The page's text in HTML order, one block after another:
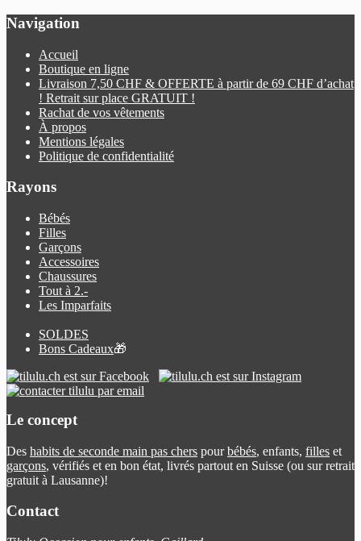
Navigation
Accueil
Boutique en ligne
Livraison 7,50 CHF & OFFERTE à partir de 69 CHF d’achat
! Retrait sur place GRATUIT !
Rachat de vos vêtements
À propos
Mentions légales
Politique de confidentialité
Rayons
Bébés
Filles
Garçons
Accessoires
Chaussures
Tout à 2.-
Les Imparfaits
SOLDES
Bons Cadeaux🎁
Le concept
Des habits de seconde main pas chers pourbébés, enfants, filles et
garçons, vérifiés et en bon état, livrés partout en Suisse (ou sur retrait
gratuit à Lausanne)!
Contact